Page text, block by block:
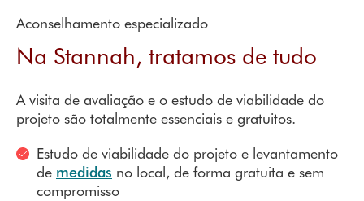
Aconselhamento especializado
Na Stannah, tratamos de tudo
A visita de avaliação e o estudo de viabilidade do
projeto são totalmente essenciais e gratuitos.
Estudo de viabilidade do projeto e levantamento
de medidas no local, de forma gratuita e sem
compromisso